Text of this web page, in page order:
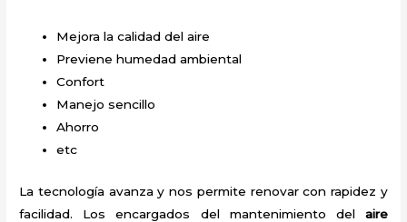
Mejora la calidad del aire
Previene humedad ambiental
Confort
Manejo sencillo
Ahorro
etc
La tecnología avanza y nos permite renovar con rapidez y
facilidad. Los encargados del mantenimiento del aire